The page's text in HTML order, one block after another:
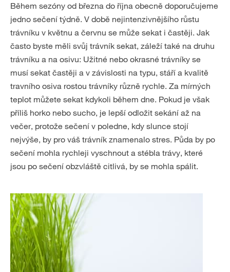
Během sezóny od března do října obecně doporučujeme
jedno sečení týdně. V době nejintenzivnějšího růstu
trávníku v květnu a červnu se může sekat i častěji. Jak
často byste měli svůj trávník sekat, záleží také na druhu
trávníku a na osivu: Užitné nebo okrasné trávníky se
musí sekat častěji a v závislosti na typu, stáří a kvalitě
travního osiva rostou trávníky různě rychle. Za mírných
teplot můžete sekat kdykoli během dne. Pokud je však
příliš horko nebo sucho, je lepší odložit sekání až na
večer, protože sečení v poledne, kdy slunce stojí
nejvýše, by pro váš trávník znamenalo stres. Půda by po
sečení mohla rychleji vyschnout a stébla trávy, které
jsou po sečení obzvláště citlivá, by se mohla spálit.